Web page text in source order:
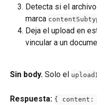
Detecta si el
marca
Deja el upload en
vincular a un
Sin body. Solo el
Respuesta: { content: